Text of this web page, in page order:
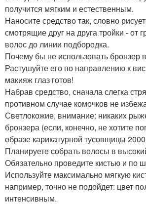
получится мягким и естественным.
Наносите средство так, словно
смотрящие друг на друга тройки - от
волос до линии подбородка.
Почему бы не использовать бронзер
Растушуйте его по направлению к
макияж глаз готов!
Набрав средство, сначала слегка
противном случае комочков не
Светлокожие, внимание: никаких
бронзера (если, конечно, не хотите
образе карикатурной тусовщицы
Планируете собрать волосы в
Обязательно проведите кистью и по
Используйте максимально мягкую
например, точно не подойдет: цвет
интенсивным.